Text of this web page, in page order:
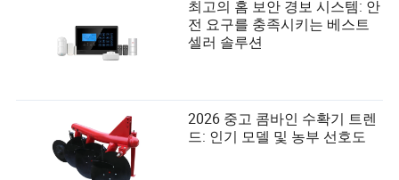
최고의 홈 보안 경보 시스템: 안
전 요구를 충족시키는 베스트
셀러 솔루션
2026 중고 콤바인 수확기 트렌
드: 인기 모델 및 농부 선호도